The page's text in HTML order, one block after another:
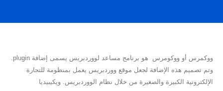
ووكمرس أو ووكومرس ‏ هو برنامج مساعد لووردبريس يسمى إضافة plugin.
وتم تصميم هذه الإضافة لجعل موقع ووردبريس يعمل بمنظومة للتجارة
الإلكترونية الكبيرة والصغيرة من خلال نظام الووردبريس. ويكيبيديا